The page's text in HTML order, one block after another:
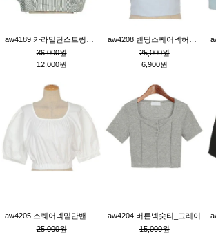
36,000원
12,000원
25,000원
6,900원
25,000원
aw4204 버튼넥숏티_그레이
15,000원